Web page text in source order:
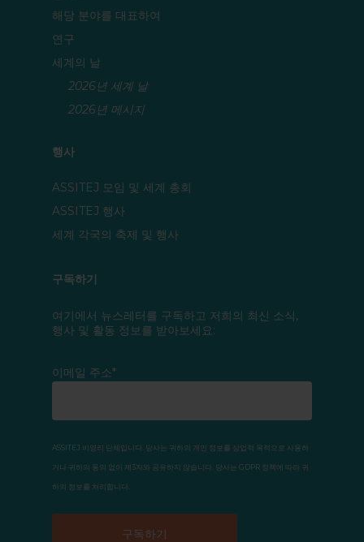
해당 분야를 대표하여
연구
세계의 날
2026년 세계 날
2026년 메시지
행사
ASSITEJ 모임 및 세계 총회
ASSITEJ 행사
세계 각국의 축제 및 행사
구독하기
여기에서 뉴스레터를 구독하고 저희의 최신 소식,
행사 및 활동 정보를 받아보세요:
이메일 주소*
ASSITEJ 비영리 단체입니다. 당사는 귀하의 개인 정보를 상업적 목적으로 사용하
거나 귀하의 동의 없이 제3자와 공유하지 않습니다. 당사는 GDPR 정책에 따라 귀
하의 정보를 처리합니다.